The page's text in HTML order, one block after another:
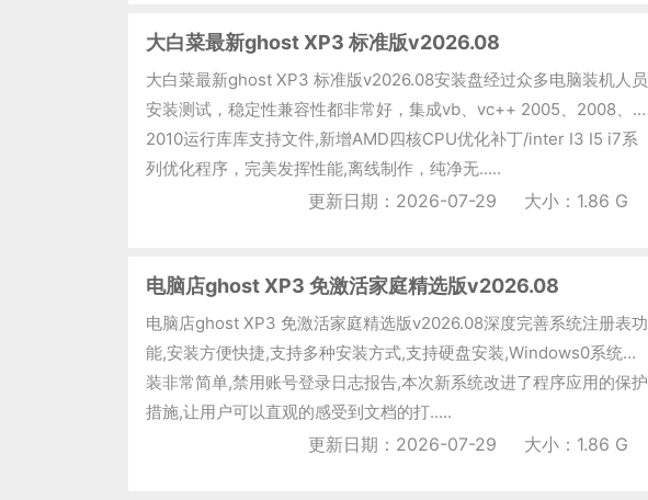
大白菜最新ghost XP3 标准版v2026.08
大白菜最新ghost XP3 标准版v2026.08安装盘经过众多电脑装机人员
安装测试，稳定性兼容性都非常好，集成vb、vc++ 2005、2008、
2010运行库库支持文件,新增AMD四核CPU优化补丁/inter I3 I5 i7系
列优化程序，完美发挥性能,离线制作，纯净无.....
更新日期：2026-07-29 大小：1.86 G
电脑店ghost XP3 免激活家庭精选版v2026.08
电脑店ghost XP3 免激活家庭精选版v2026.08深度完善系统注册表功
能,安装方便快捷,支持多种安装方式,支持硬盘安装,Windows0系统安
装非常简单,禁用账号登录日志报告,本次新系统改进了程序应用的保护
措施,让用户可以直观的感受到文档的打.....
更新日期：2026-07-29 大小：1.86 G